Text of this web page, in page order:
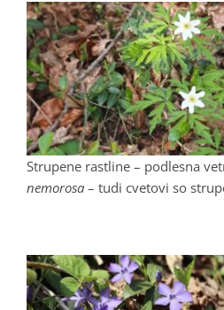
Strupene rastline – podlesna
nemorosa – tudi cvetovi so